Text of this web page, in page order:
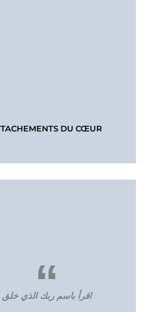
DU CŒUR
اقرأ باسم ربك الذي خلق